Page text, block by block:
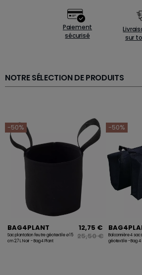
Paiement
sécurisé
sur
NOTRE SÉLECTION DE PRODUITS
BAG4PLANT
Sac plantation feutre géotextile ø 15
cm 2,7 L Noir - Bag 4 Plant
12,75 €
25,50 €
-50%
Balconnière 4
géotextile - Bag 4
-50%